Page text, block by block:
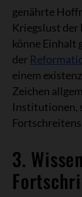
genährte
Kriegslust der
könne Einhalt
der
einem
Zeichen
Institutionen,
3.